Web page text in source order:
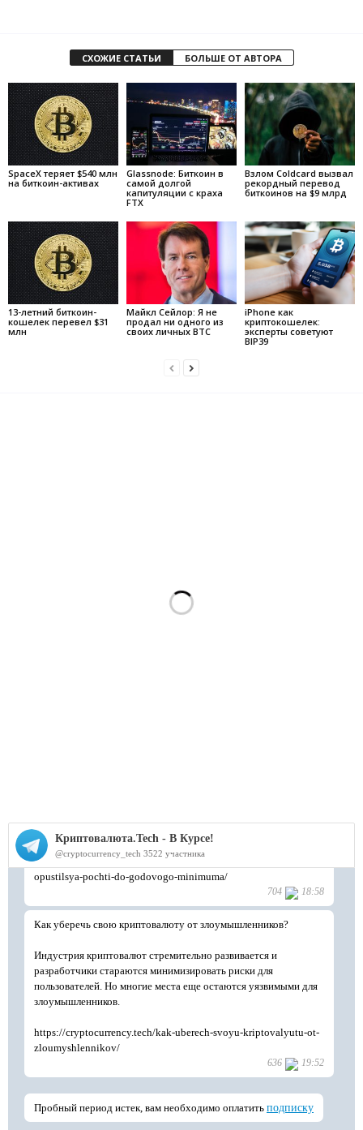
СХОЖИЕ СТАТЬИ БОЛЬШЕ ОТ АВТОРА
SpaceX теряет $540 млн
на биткоин-активах
Glassnode: Биткоин в
самой долгой
капитуляции с краха
FTX
Взлом Coldcard вызвал
рекордный перевод
биткоинов на $9 млрд
13-летний биткоин-
кошелек перевел $31
млн
Майкл Сейлор: Я не
продал ни одного из
своих личных BTC
iPhone как
криптокошелек:
эксперты советуют
BIP39